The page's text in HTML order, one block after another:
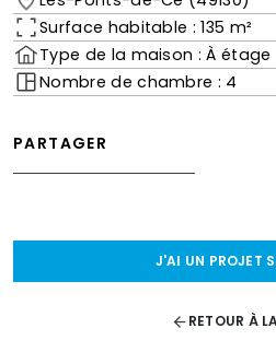
Surface habitable : 135 m²
Type de la maison : À étage
Nombre de chambre : 4
PARTAGER
J'AI UN PROJET
RETOUR À